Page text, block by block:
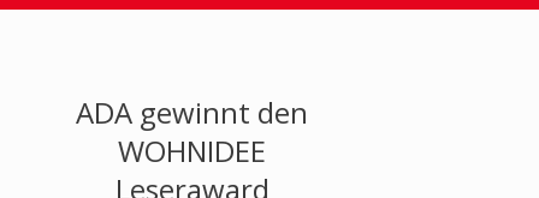
ADA gewinnt den
WOHNIDEE
Leseraward